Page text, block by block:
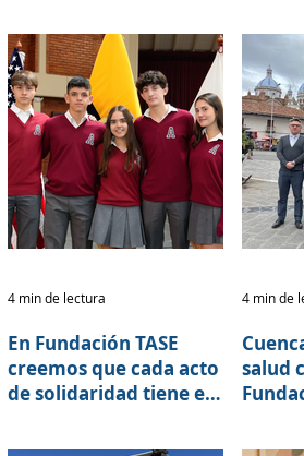
En Fundación TASE
creemos que cada acto
de solidaridad tiene el
vidas.
4 min de lectura
salud
la
4 min de